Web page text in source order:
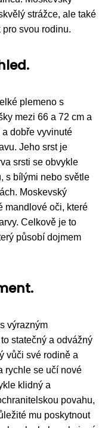
strážce, ale také
svou rodinu.
plemeno s
mezi 66 a 72 cm a
dobře vyvinuté
Jeho srst je
srsti se obvykle
s bílými nebo světle
Moskevský
mandlové oči, které
Celkově je to
působí dojmem
výrazným
statečný a odvážný
vůči své rodině a
rychle se učí nové
klidný a
povahu,
mu poskytnout